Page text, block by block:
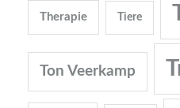
Therapie Tiere
Ton Veerkamp